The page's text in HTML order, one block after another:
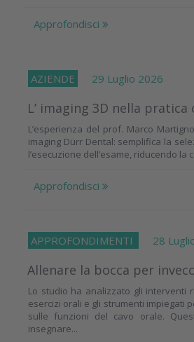
Approfondisci
AZIENDE 29 Luglio 2026
L’ imaging 3D nella pratica
L’esperienza del prof. Marco
imaging Dürr Dental: semplifica la
l’esecuzione dell’esame, riducendo la
Approfondisci
APPROFONDIMENTI 28
Allenare la bocca per
Lo studio ha analizzato gli interventi
esercizi orali e gli strumenti impiegati
sulle funzioni del cavo orale.
insegnare...